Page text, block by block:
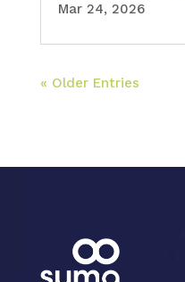
Mar 24, 2026
« Older Entries